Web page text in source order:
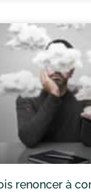
renoncer à